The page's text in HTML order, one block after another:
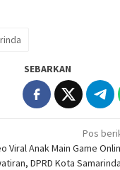
SEBARKAN
Pos
Viral Anak Main Game
DPRD Kota